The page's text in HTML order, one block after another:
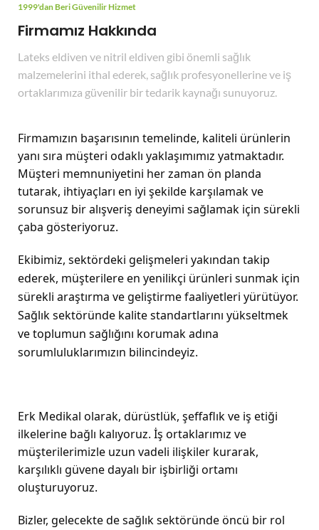
1999'dan Beri Güvenilir Hizmet
Firmamız Hakkında
Lateks eldiven ve nitril eldiven gibi önemli sağlık
malzemelerini ithal ederek, sağlık profesyonellerine ve iş
ortaklarımıza güvenilir bir tedarik kaynağı sunuyoruz.
Firmamızın başarısının temelinde, kaliteli ürünlerin
yanı sıra müşteri odaklı yaklaşımımız yatmaktadır.
Müşteri memnuniyetini her zaman ön planda
tutarak, ihtiyaçları en iyi şekilde karşılamak ve
sorunsuz bir alışveriş deneyimi sağlamak için sürekli
çaba gösteriyoruz.
Ekibimiz, sektördeki gelişmeleri yakından takip
ederek, müşterilere en yenilikçi ürünleri sunmak için
sürekli araştırma ve geliştirme faaliyetleri yürütüyor.
Sağlık sektöründe kalite standartlarını yükseltmek
ve toplumun sağlığını korumak adına
sorumluluklarımızın bilincindeyiz.
Erk Medikal olarak, dürüstlük, şeffaflık ve iş etiği
ilkelerine bağlı kalıyoruz. İş ortaklarımız ve
müşterilerimizle uzun vadeli ilişkiler kurarak,
karşılıklı güvene dayalı bir işbirliği ortamı
oluşturuyoruz.
Bizler, gelecekte de sağlık sektöründe öncü bir rol